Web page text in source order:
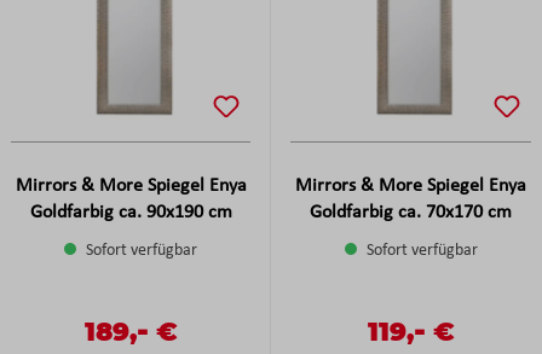
Mirrors & More Spiegel Enya
Goldfarbig ca. 90x190 cm
Sofort verfügbar
Regulärer Preis:
Verkaufspreis:
189,- €
Mirrors & More Spiegel Enya
Goldfarbig ca. 70x170 cm
Sofort verfügbar
Regulärer Preis:
Verkaufspreis:
119,- €